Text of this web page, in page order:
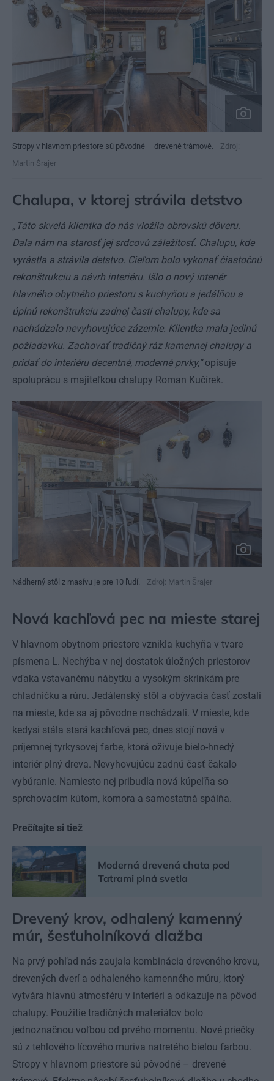
Stropy v hlavnom priestore sú pôvodné – drevené trámové.
Zdroj:
Martin Šrajer
Chalupa, v ktorej strávila detstvo
„Táto skvelá klientka do nás vložila obrovskú dôveru.
Dala nám na starosť jej srdcovú záležitosť. Chalupu, kde
vyrástla a strávila detstvo. Cieľom bolo vykonať čiastočnú
rekonštrukciu a návrh interiéru. Išlo o nový interiér
hlavného obytného priestoru s kuchyňou a jedálňou a
úplnú rekonštrukciu zadnej časti chalupy, kde sa
nachádzalo nevyhovujúce zázemie. Klientka mala jedinú
požiadavku. Zachovať tradičný ráz kamennej chalupy a
pridať do interiéru decentné, moderné prvky,“opisuje
spoluprácu s majiteľkou chalupy Roman Kučírek.
Nádherný stôl z masívu je pre 10 ľudí. Zdroj: Martin Šrajer
Nová kachľová pec na mieste starej
V hlavnom obytnom priestore vznikla kuchyňa v tvare
písmena L. Nechýba v nej dostatok úložných priestorov
vďaka vstavanému nábytku a vysokým skrinkám pre
chladničku a rúru. Jedálenský stôl a obývacia časť zostali
na mieste, kde sa aj pôvodne nachádzali. V mieste, kde
kedysi stála stará kachľová pec, dnes stojí nová v
príjemnej tyrkysovej farbe, ktorá oživuje bielo-hnedý
interiér plný dreva. Nevyhovujúcu zadnú časť čakalo
vybúranie. Namiesto nej pribudla nová kúpeľňa so
sprchovacím kútom, komora a samostatná spálňa.
Prečítajte si tiež
Moderná drevená chata pod
Tatrami plná svetla
Drevený krov, odhalený kamenný
múr, šesťuholníková dlažba
Na prvý pohľad nás zaujala kombinácia dreveného krovu,
drevených dverí a odhaleného kamenného múru, ktorý
vytvára hlavnú atmosféru v interiéri a odkazuje na pôvod
chalupy. Použitie tradičných materiálov bolo
jednoznačnou voľbou od prvého momentu. Nové priečky
sú z tehlového lícového muriva natretého bielou farbou.
Stropy v hlavnom priestore sú pôvodné – drevené